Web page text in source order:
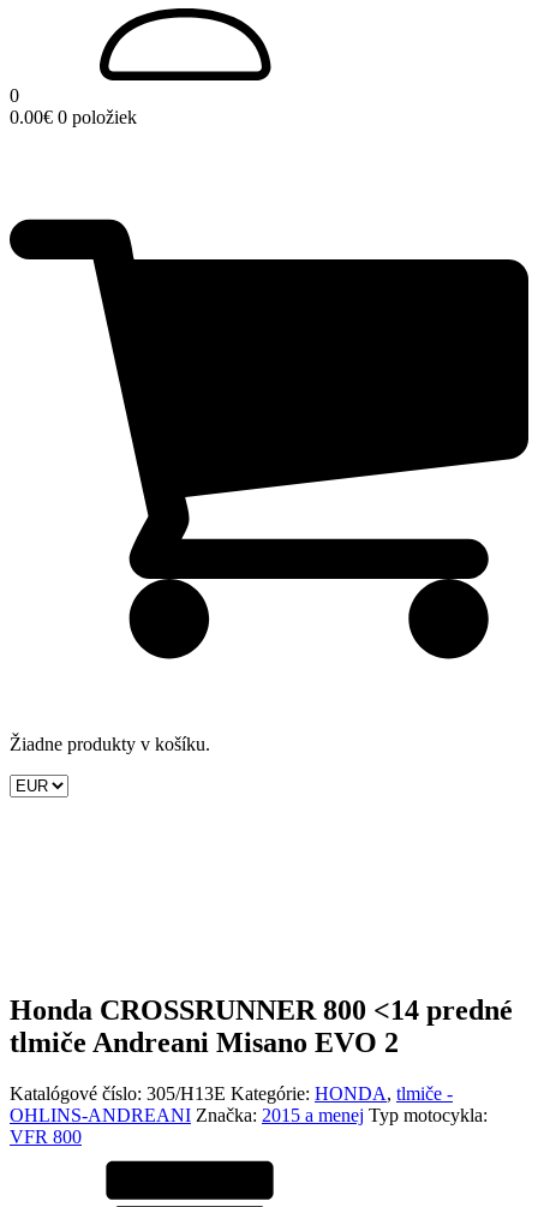
0
0.00€ 0 položiek
Žiadne produkty v košíku.
Honda CROSSRUNNER 800 <14 predné
tlmiče Andreani Misano EVO 2
Katalógové číslo: 305/H13E Kategórie: HONDA, tlmiče -
OHLINS-ANDREANI Značka: 2015 a menej Typ motocykla:
VFR 800